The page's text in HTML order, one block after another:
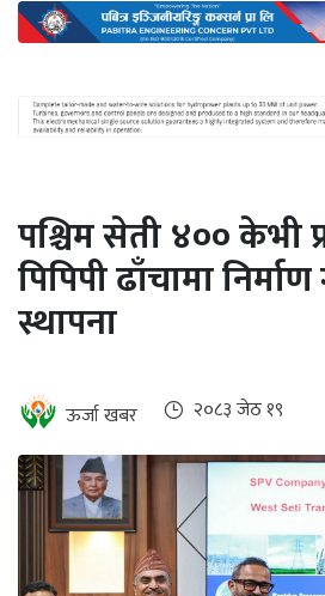
ऊर्जा
दक्षता
खबर
हरित
हाइड्रोजन
सम्पादकीय
बैंक
पर्यटन
भिडियो
पश्चिम सेती ४०० केभी
पिपिपी ढाँचामा
स्थापना
ऊर्जा खबर २०८३ जेठ १९